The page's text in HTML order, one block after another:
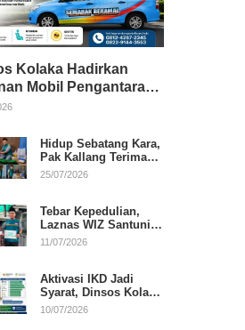
Kolaka Hadirkan
Mobil Pengantaran
bagi Pasien Penerima
Hidup Sebatang Kara,
Pak Kallang Terima
Bantuan dari Laznas
25/07/2026
Tebar Kepedulian,
Laznas WIZ Santuni
Anak Yatim dan
11/07/2026
Aktivasi IKD Jadi
Syarat, Dinsos Kolaka
Sosialisasikan
10/07/2026